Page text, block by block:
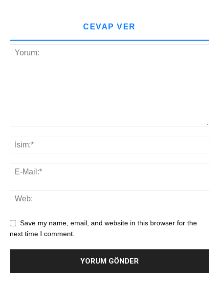
CEVAP VER
Save my name, email, and website in this browser for the
next time I comment.